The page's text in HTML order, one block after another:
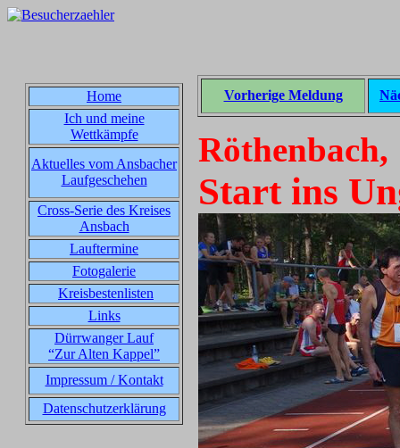
Home
Ich und meine
Wettkämpfe
Aktuelles vom Ansbacher
Laufgeschehen
Cross-Serie des Kreises
Ansbach
Lauftermine
Fotogalerie
Kreisbestenlisten
Links
Dürrwanger Lauf
“Zur Alten Kappel”
Impressum / Kontakt
Datenschutzerklärung
Vorherige Meldung
Röthenbach,
Start ins